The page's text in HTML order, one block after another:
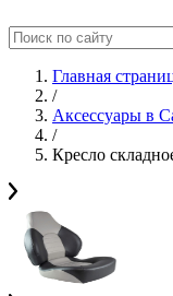
Главная
/
Аксессуары в
/
Кресло